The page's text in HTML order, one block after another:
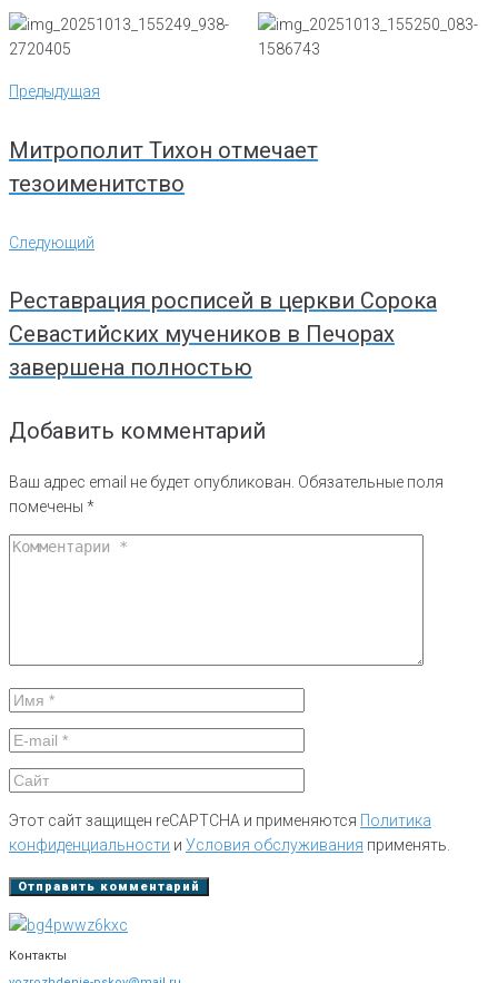
Навигация
по
Предыдущая
Предыдущая
Митрополит Тихон отмечает
тезоименитство
Следующий
Следующий
Реставрация росписей в церкви Сорока
Севастийских мучеников в Печорах
завершена полностью
Добавить комментарий
Ваш адрес email не будет опубликован. Обязательные поля
помечены *
Этот сайт защищен reCAPTCHA и применяются Политика
конфиденциальности и Условия обслуживания применять.
Контакты